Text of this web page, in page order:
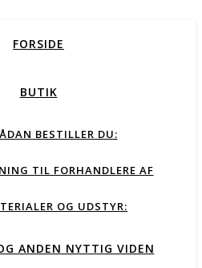
FORSIDE
BUTIK
BESTILLER DU:
TIL FORHANDLERE AF
OG UDSTYR:
ANDEN NYTTIG VIDEN